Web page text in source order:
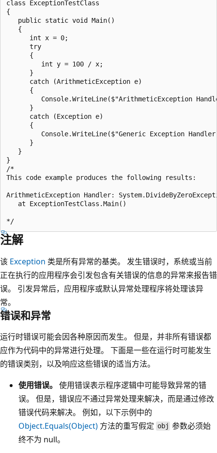
class ExceptionTestClass
{
   public static void Main()
   {
      int x = 0;
      try
      {
         int y = 100 / x;
      }
      catch (ArithmeticException e)
      {
Console.WriteLine($"ArithmeticException
      }
      catch (Exception e)
      {
Console.WriteLine($"Generic Exception
      }
   }
}
/*
This code example produces the following results:
ArithmeticException Handler:
   at ExceptionTestClass.Main()
注解
该 Exception 类是所有异常的基类。 发生错误时，系统或当前
正在执行的应用程序会引发包含有关错误的信息的异常来报告错
误。 引发异常后，应用程序或默认异常处理程序将处理该异
常。
错误和异常
运行时错误可能会因各种原因而发生。 但是，并非所有错误都
应作为代码中的异常进行处理。 下面是一些在运行时可能发生
的错误类别，以及响应这些错误的适当方法。
使用错误。 使用错误表示程序逻辑中可能导致异常的错
误。 但是，错误应不通过异常处理来解决，而是通过修改
错误代码来解决。 例如，以下示例中的
Object.Equals(Object) 方法的重写假定 obj 参数必须始
终不为 null。